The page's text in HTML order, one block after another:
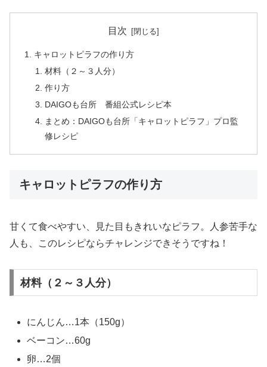
目次
キャロットピラフの作り方
材料（２～３人分）
作り方
DAIGOも台所 番組公式レシピ本
まとめ：DAIGOも台所「キャロットピラフ」プロ監
修レシピ
キャロットピラフの作り方
甘くて食べやすい、見た目もきれいなピラフ。人参苦手な
人も、このレシピならチャレンジできそうですね！
材料（２～３人分）
にんじん…1本（150g）
ベーコン…60g
卵…2個